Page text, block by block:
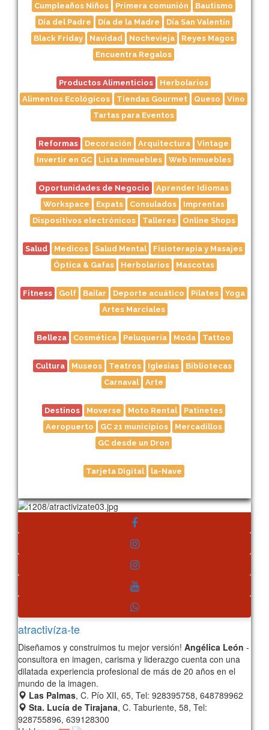
Cumpleaños Niños
Primera comunión
Bautismo
Día del Padre
Día de la Madre
Día San Valentín
Black Friday
Navidad Nochevieja
Reyes Magos
Encuentra Regalos
Productos Alimenticios
Herbolarios
Alimentos Ecológicos
Tiendas Gourmet Queso
Vino
Tartas para Eventos
Reformas Decoración Arquitectura
Vintage
Invertir en GC
Lista Inmuebles Web Inmuebles
Oportunidades de Negocio
Aprender Idiomas
Workspace
Expats Consulados
Imprentas
Dispositivos electrónicos
Talleres Online Shops
Salud Medicos Salud Mental
Fisioterapia y Masajes
Óptica & Gafas
Herbolarios Mascotas
Fitness Golf Bailar Deporte acuático Pilates
Yoga
Artes Marciales
Belleza Cosmética Peluquería Moda Tattoo
Cultura Museos Teatros Iglesias
Bibliotecas
Carnaval
Arte
Destinos Moverse Moto Rental
Patinetes
Aeropuerto
GC 21 municipios
Mercadillos
GC desde un Dron
Tarjeta Digital la-Nave
atractivíza-te
Diseñamos y construimos tu mejor versión! Angélica León -
consultora en imagen, carisma y liderazgo cuenta con una
dilatada experiencia profesional de más de 20 años en el
mundo de la imagen.
Las Palmas, C. Pío XII, 65, Tel: 928395758, 648789962
Sta. Lucía de Tirajana, C. Taburiente, 58, Tel:
928755896, 639128300